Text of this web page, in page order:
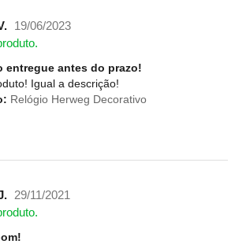
19/06/2023
entregue antes do prazo!
Igual a descrição!
Relógio Herweg Decorativo
29/11/2021